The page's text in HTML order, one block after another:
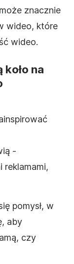
może znacznie
wideo, które
wideo.
na
-
reklamami,
pomysł, w
aby
czy